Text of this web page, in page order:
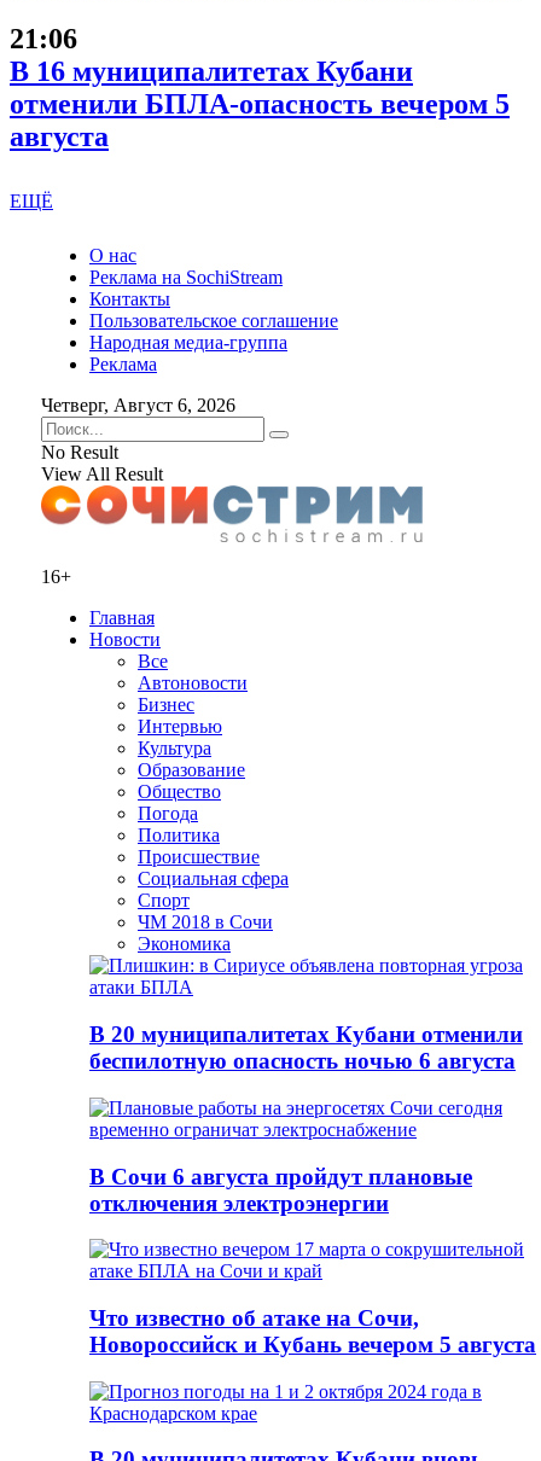
21:06
В 16 муниципалитетах Кубани
отменили БПЛА-опасность вечером 5
августа
ЕЩЁ
О нас
Реклама на SochiStream
Контакты
Пользовательское соглашение
Народная медиа-группа
Реклама
Четверг, Август 6, 2026
No Result
View All Result
16+
Главная
Новости
Все
Автоновости
Бизнес
Интервью
Культура
Образование
Общество
Погода
Политика
Происшествие
Социальная сфера
Спорт
ЧМ 2018 в Сочи
Экономика
В 20 муниципалитетах Кубани отменили
беспилотную опасность ночью 6 августа
В Сочи 6 августа пройдут плановые
отключения электроэнергии
Что известно об атаке на Сочи,
Новороссийск и Кубань вечером 5 августа